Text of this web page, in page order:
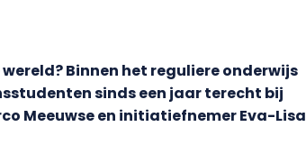
Binnen het reguliere onderwijs
sinds een jaar terecht bij
Meeuwse en initiatiefnemer Eva-Lisa